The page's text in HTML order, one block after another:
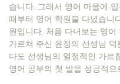
습니다. 그래서 영어 마을에
때부터 영어 학원을 다녔습니
원입니다. 처음 다녀보는 영
가르쳐 주신 윤정의 선생님
다도 선생님의 열정적인 가르
영어 공부의 첫 발을 성공적